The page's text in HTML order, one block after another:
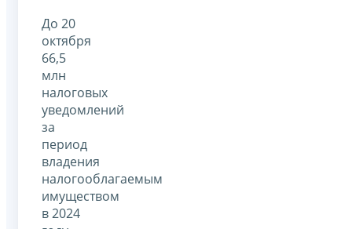
До 20
октября
66,5
млн
налоговых
уведомлений
за
период
владения
налогооблагаемым
имуществом
в 2024